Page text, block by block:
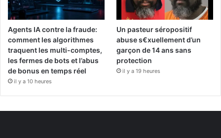
Agents IA contre la fraude:
comment les algorithmes
traquent les multi-comptes,
les fermes de bots et l’abus
de bonus en temps réel
il y a 10 heures
Un pasteur séropositif
abuse s€xuellement d’un
garçon de 14 ans sans
protection
il y a 19 heures